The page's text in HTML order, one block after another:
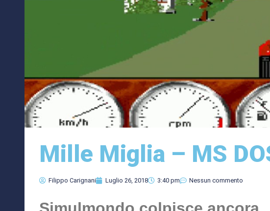
Mille Miglia – MS
Filippo Carignani Luglio 26, 2018 3:40 pm Nessun commento